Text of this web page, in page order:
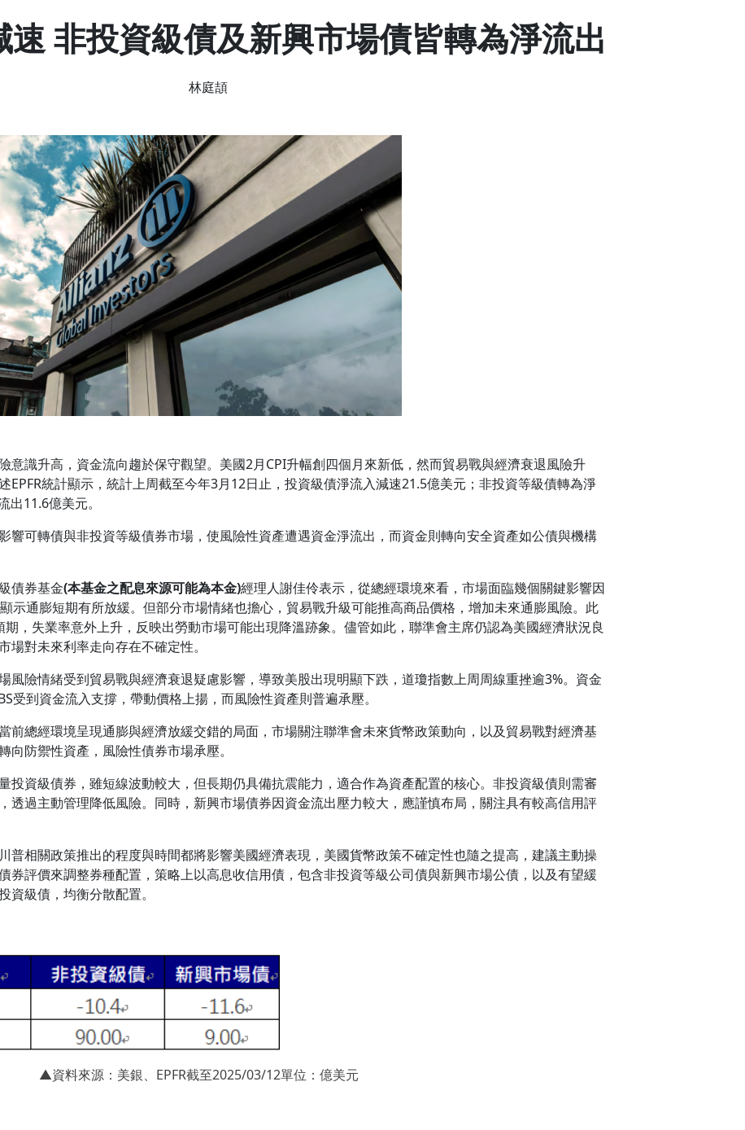
非投資級債及新興市場債皆轉為淨流出
林庭頡
意識升高，資金流向趨於保守觀望。美國2月CPI升幅創四個月來新低，然而貿易戰與經濟衰退風險升
EPFR統計顯示，統計上周截至今年3月12日止，投資級債淨流入減速21.5億美元；非投資等級債轉為淨
11.6億美元。
響可轉債與非投資等級債券市場，使風險性資產遭遇資金淨流出，而資金則轉向安全資產如公債與機構
債券基金(本基金之配息來源可能為本金)經理人謝佳伶表示，從總經環境來看，市場面臨幾個關鍵影響因
示通膨短期有所放緩。但部分市場情緒也擔心，貿易戰升級可能推高商品價格，增加未來通膨風險。此
，失業率意外上升，反映出勞動市場可能出現降溫跡象。儘管如此，聯準會主席仍認為美國經濟狀況良
對未來利率走向存在不確定性。
風險情緒受到貿易戰與經濟衰退疑慮影響，導致美股出現明顯下跌，道瓊指數上周周線重挫逾3%。資金
受到資金流入支撐，帶動價格上揚，而風險性資產則普遍承壓。
前總經環境呈現通膨與經濟放緩交錯的局面，市場關注聯準會未來貨幣政策動向，以及貿易戰對經濟基
防禦性資產，風險性債券市場承壓。
投資級債券，雖短線波動較大，但長期仍具備抗震能力，適合作為資產配置的核心。非投資級債則需審
透過主動管理降低風險。同時，新興市場債券因資金流出壓力較大，應謹慎布局，關注具有較高信用評
普相關政策推出的程度與時間都將影響美國經濟表現，美國貨幣政策不確定性也隨之提高，建議主動操
券評價來調整券種配置，策略上以高息收信用債，包含非投資等級公司債與新興市場公債，以及有望緩
級債，均衡分散配置。
▲資料來源：美銀、EPFR截至2025/03/12單位：億美元